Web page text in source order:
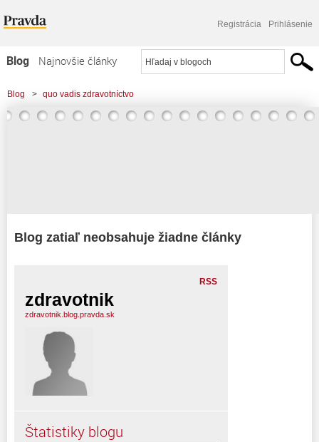
Registrácia Prihlásenie
Blog
Najnovšie články
Najčítanejšie články
Najkomentovanejšie články
Blog > quo vadis zdravotníctvo
Blog zatiaľ neobsahuje žiadne články
RSS
zdravotnik
zdravotnik.blog.pravda.sk
Štatistiky blogu